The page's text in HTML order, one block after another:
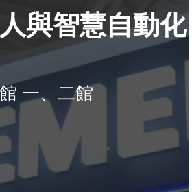
與智慧自動化
一、二館